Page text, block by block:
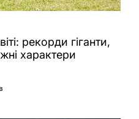
рекорди гіганти,
характери